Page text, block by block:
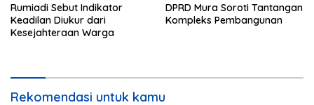
Rumiadi Sebut Indikator
Keadilan Diukur dari
Kesejahteraan Warga
DPRD Mura Soroti Tantangan
Kompleks Pembangunan
Rekomendasi untuk kamu